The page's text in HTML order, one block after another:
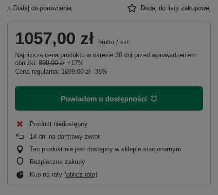
+ Dodaj do porównania Dodaj do listy zakupowej
1057,00 zł brutto / szt.
Najniższa cena produktu w okresie 30 dni przed wprowadzeniem
obniżki: 899,00 zł +17%
Cena regularna: 1699,00 zł -38%
Powiadom o dostępności
Produkt niedostępny
14 dni na darmowy zwrot
Ten produkt nie jest dostępny w sklepie stacjonarnym
Bezpieczne zakupy
Kup na raty (oblicz ratę)